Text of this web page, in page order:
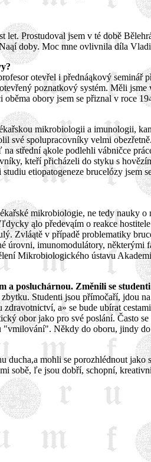
let. Prostudoval jsem v té době
doby. Moc mne ovlivnila díla
otevřel i přednáąkový
poznatkový systém. Měli
obory jsem se přiznal v roce
mikrobiologii a imunologii,
své spolupracovníky velmi
střední ąkole podlehli vábničce
kteří přicházeli do styku s
etiopatogeneze brucelózy jsem
mikrobiologie, ne tedy nauky
ąlo předevąím o reakce
Zvláątě v případě problematiky
úrovni, imunomodulátory,
Mikrobiologického ústavu
posluchárnou. Změnili se
Studenti jsou přímočaří, jdou
a» se bude ubírat
obor jako pro své poslání. Často
"vmilování". Někdy do oboru, jindy
mohli se porozhlédnout
sobě, ľe jsou dobří, schopní,